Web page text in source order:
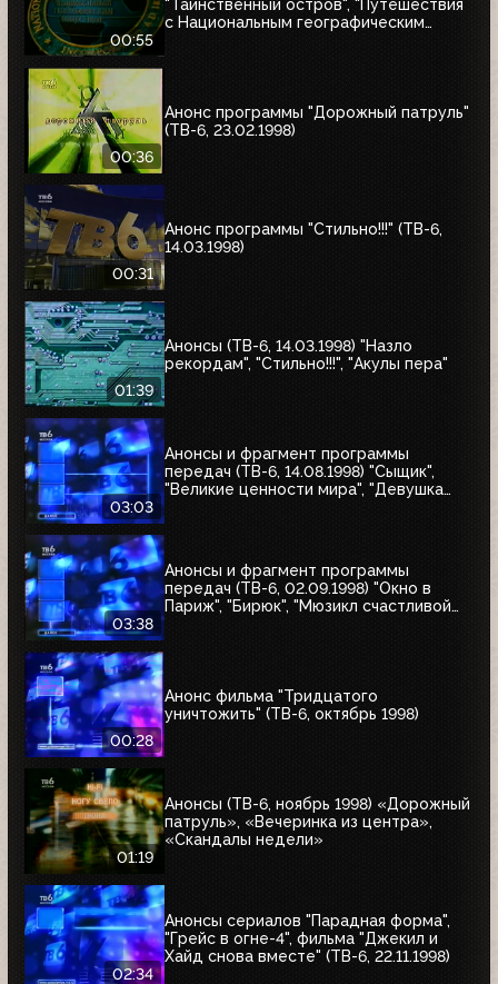
00:55
"Таинственный остров", "Путешествия
с Национальным географическим
00:36
Анонс программы "Дорожный патруль"
(ТВ-6, 23.02.1998)
00:31
Анонс программы "Стильно!!!" (ТВ-6,
14.03.1998)
01:39
Анонсы (ТВ-6, 14.03.1998) "Назло
рекордам", "Стильно!!!", "Акулы пера"
03:03
Анонсы и фрагмент программы
передач (ТВ-6, 14.08.1998) "Сыщик",
"Великие ценности мира", "Девушка
03:38
Анонсы и фрагмент программы
передач (ТВ-6, 02.09.1998) "Окно в
Париж", "Бирюк", "Мюзикл счастливой
00:28
Анонс фильма "Тридцатого
уничтожить" (ТВ-6, октябрь 1998)
01:19
Анонсы (ТВ-6, ноябрь 1998) «Дорожный
патруль», «Вечеринка из центра»,
«Скандалы недели»
02:34
Анонсы сериалов "Парадная форма",
"Грейс в огне-4", фильма "Джекил и
Хайд снова вместе" (ТВ-6, 22.11.1998)